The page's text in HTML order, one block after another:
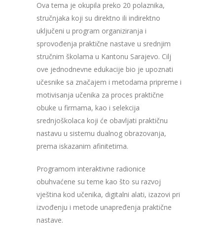
Ova tema je okupila preko 20 polaznika,
stručnjaka koji su direktno ili indirektno
uključeni u program organiziranja i
sprovođenja praktične nastave u srednjim
stručnim školama u Kantonu Sarajevo. Cilj
ove jednodnevne edukacije bio je upoznati
učesnike sa značajem i metodama pripreme i
motivisanja učenika za proces praktične
obuke u firmama, kao i selekcija
srednjoškolaca koji će obavljati praktičnu
nastavu u sistemu dualnog obrazovanja,
prema iskazanim afinitetima.
Programom interaktivne radionice
obuhvaćene su teme kao što su razvoj
vještina kod učenika, digitalni alati, izazovi pri
izvođenju i metode unapređenja praktične
nastave.